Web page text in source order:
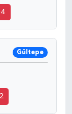
Gültepe